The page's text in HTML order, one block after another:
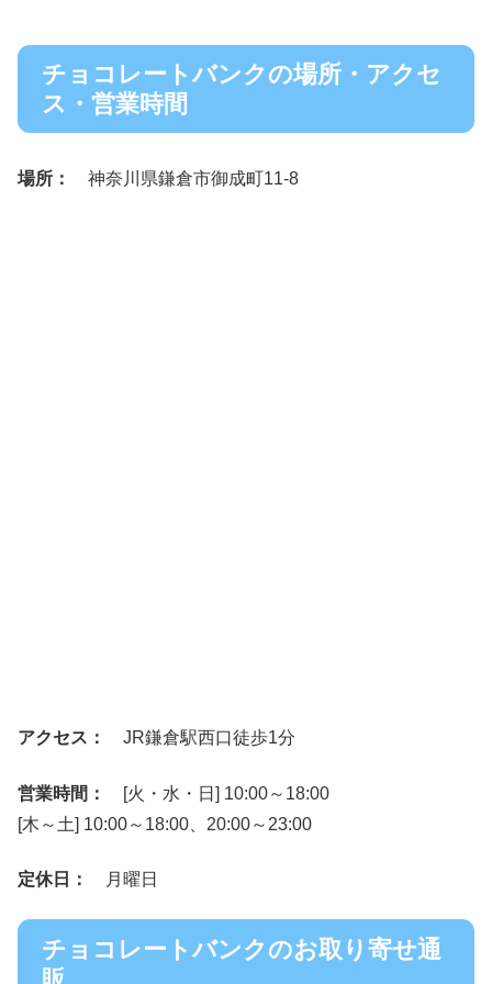
チョコレートバンクの場所・アクセ
ス・営業時間
場所： 神奈川県鎌倉市御成町11-8
アクセス： JR鎌倉駅西口徒歩1分
営業時間：
[火・水・日] 10:00～18:00
[木～土] 10:00～18:00、20:00～23:00
定休日： 月曜日
チョコレートバンクのお取り寄せ通